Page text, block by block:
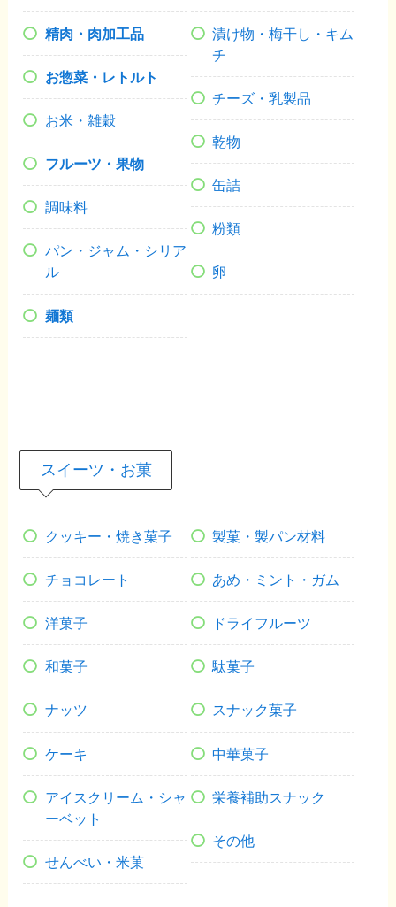
精肉・肉加工品
お惣菜・レトルト
お米・雑穀
フルーツ・果物
調味料
パン・ジャム・シリア
ル
麺類
漬け物・梅干し・キム
チ
チーズ・乳製品
乾物
缶詰
粉類
卵
スイーツ・お菓
クッキー・焼き菓子
チョコレート
洋菓子
和菓子
ナッツ
ケーキ
アイスクリーム・シャ
ーベット
せんべい・米菓
製菓・製パン材料
あめ・ミント・ガム
ドライフルーツ
駄菓子
スナック菓子
中華菓子
栄養補助スナック
その他